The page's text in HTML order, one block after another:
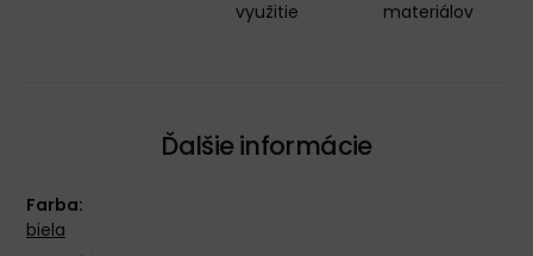
využitie
materiálov
Ďalšie informácie
Farba:
biela